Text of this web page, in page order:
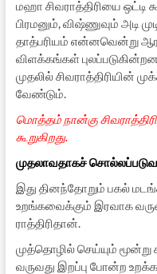
மஹா சிவராத்திரியை ஒட்டி
பிரமனும், விஷ்ணுவும் அடி
தாத்பரியம் என்னவென்று
விளக்கங்கள்
முதலில் சிவராத்திரியின்
வேண்டும்.
மொத்தம் நான்கு
கூறுகிறது.
முதலாவதாகச்
இது தினந்தோறும் பகல்
உறங்கவைக்கும் இரவாக
ராத்திரிதான்.
முத்தொழில் செய்யும் மூன்று
வருவது இறப்பு போன்ற